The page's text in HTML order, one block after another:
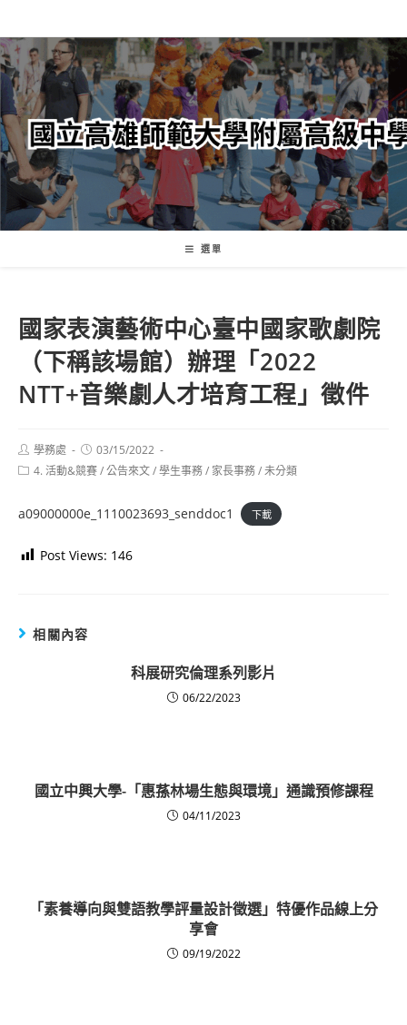
轉
至
主
內
容
選單
國家表演藝術中心臺中國家歌劇院
（下稱該場館）辦理「2022
NTT+音樂劇人才培育工程」徵件
Post
author:
學務處
Post
published:
03/15/2022
Post4. 活動&競賽/公告來文/學生事務/ 家長事務/未分類
a09000000e_1110023693_senddoc1 下載
Post Views: 146
相關內容
科展研究倫理系列影片
06/22/2023
國立中興大學-「惠蓀林場生態與環境」通識預修課程
04/11/2023
「素養導向與雙語教學評量設計徵選」特優作品線上分
享會
09/19/2022